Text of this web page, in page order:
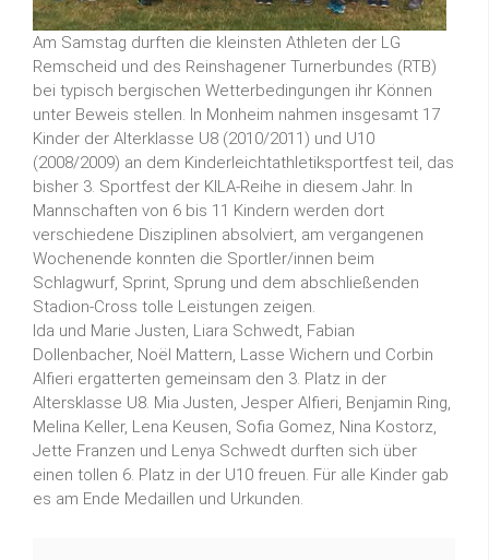
Am Samstag durften die kleinsten Athleten der LG
Remscheid und des Reinshagener Turnerbundes (RTB)
bei typisch bergischen Wetterbedingungen ihr Können
unter Beweis stellen. In Monheim nahmen insgesamt 17
Kinder der Alterklasse U8 (2010/2011) und U10
(2008/2009) an dem Kinderleichtathletiksportfest teil, das
bisher 3. Sportfest der KILA-Reihe in diesem Jahr. In
Mannschaften von 6 bis 11 Kindern werden dort
verschiedene Disziplinen absolviert, am vergangenen
Wochenende konnten die Sportler/innen beim
Schlagwurf, Sprint, Sprung und dem abschließenden
Stadion-Cross tolle Leistungen zeigen.
Ida und Marie Justen, Liara Schwedt, Fabian
Dollenbacher, Noël Mattern, Lasse Wichern und Corbin
Alfieri ergatterten gemeinsam den 3. Platz in der
Altersklasse U8. Mia Justen, Jesper Alfieri, Benjamin Ring,
Melina Keller, Lena Keusen, Sofia Gomez, Nina Kostorz,
Jette Franzen und Lenya Schwedt durften sich über
einen tollen 6. Platz in der U10 freuen. Für alle Kinder gab
es am Ende Medaillen und Urkunden.